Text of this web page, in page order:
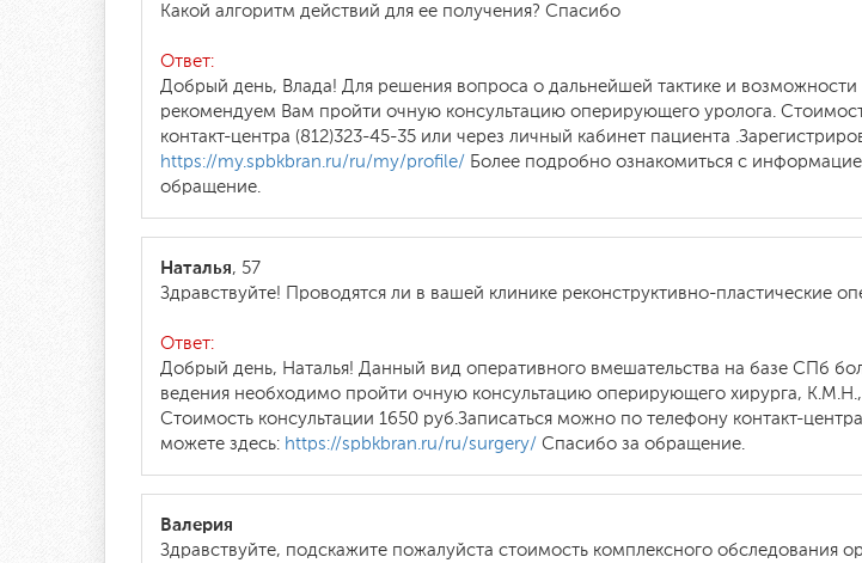
Какой алгоритм действий для ее получения? Спасибо
Ответ:
Добрый день, Влада! Для решения вопроса о дальнейшей тактике и
рекомендуем Вам пройти очную консультацию оперирующего уролога.
контакт-центра (812)323-45-35 или через личный кабинет пациента
https://my.spbkbran.ru/ru/my/profile/ Более подробно ознакомиться с
обращение.
Наталья, 57
Здравствуйте! Проводятся ли в вашей клинике реконструктивно-пластические
Ответ:
Добрый день, Наталья! Данный вид оперативного вмешательства на базе СПб
ведения необходимо пройти очную консультацию оперирующего хирурга,
Стоимость консультации 1650 руб.Записаться можно по телефону контакт-
можете здесь: https://spbkbran.ru/ru/surgery/ Спасибо за обращение.
Валерия
Здравствуйте, подскажите пожалуйста стоимость комплексного обследования